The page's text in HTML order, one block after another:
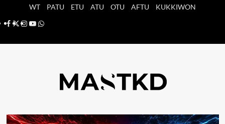
WT PATU ETU ATU OTU AFTU
KUKKIWON
Facebook
X Instagram
YouTube
Whatsapp